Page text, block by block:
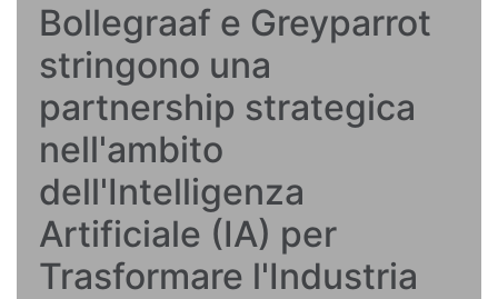
Bollegraaf e Greyparrot
stringono una
partnership strategica
nell'ambito
dell'Intelligenza
Artificiale (IA) per
Trasformare l'Industria